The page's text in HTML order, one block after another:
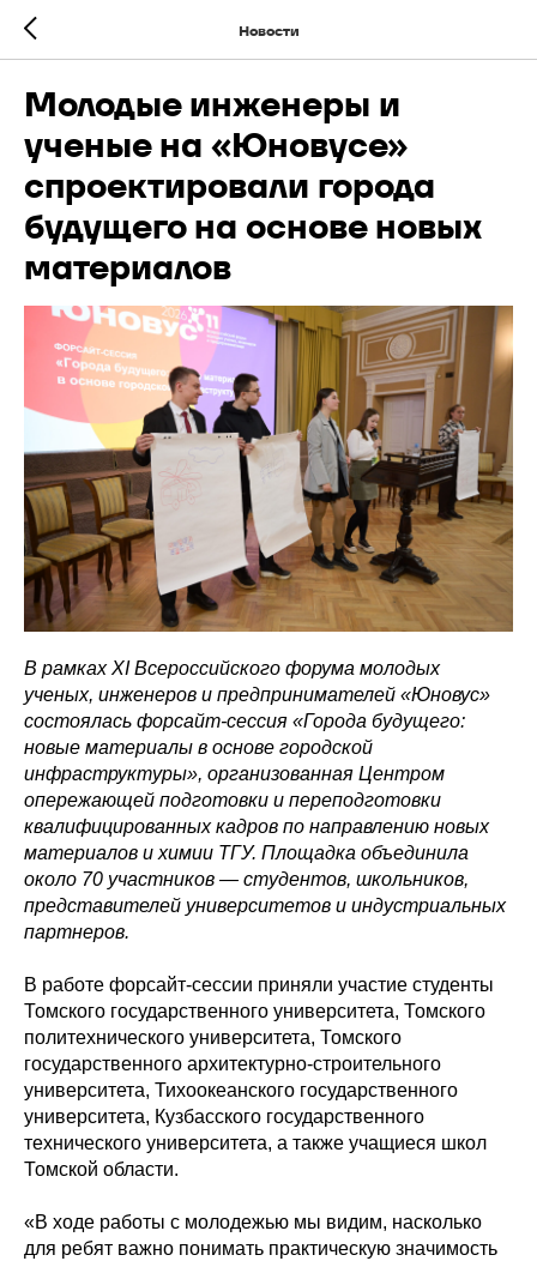
Новости
Молодые инженеры и
ученые на «Юновусе»
спроектировали города
будущего на основе новых
материалов
В рамках XI Всероссийского форума молодых
ученых, инженеров и предпринимателей «Юновус»
состоялась форсайт-сессия «Города будущего:
новые материалы в основе городской
инфраструктуры», организованная Центром
опережающей подготовки и переподготовки
квалифицированных кадров по направлению новых
материалов и химии ТГУ. Площадка объединила
около 70 участников — студентов, школьников,
представителей университетов и индустриальных
партнеров.
В работе форсайт-сессии приняли участие студенты
Томского государственного университета, Томского
политехнического университета, Томского
государственного архитектурно-строительного
университета, Тихоокеанского государственного
университета, Кузбасского государственного
технического университета, а также учащиеся школ
Томской области.
«В ходе работы с молодежью мы видим, насколько
для ребят важно понимать практическую значимость